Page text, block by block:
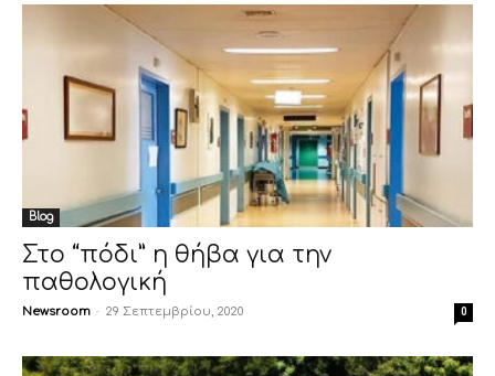
Blog
Στο “πόδι” η θήβα για την
παθολογική
Newsroom - 29 Σεπτεμβρίου, 2020 0